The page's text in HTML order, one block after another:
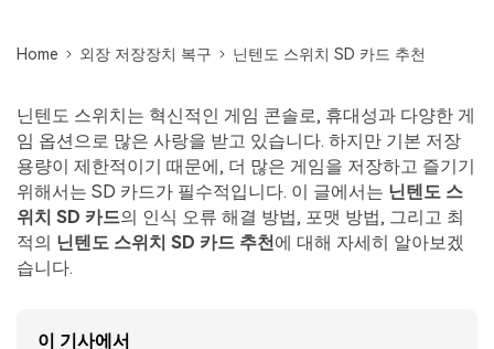
Recoverit - Mac 버전
무료 체험
리커버릿 무료 버전
손상된 파일 복구
기타
더 많은 솔루션 찾기
복구 솔루션
삭제된 파일 복구
데이터 손실 시나리오
search
Home 외장 저장장치 복구 닌텐도 스위치 SD 카드 추천
닌텐도 스위치는 혁신적인 게임 콘솔로, 휴대성과 다양한 게
임 옵션으로 많은 사랑을 받고 있습니다. 하지만 기본 저장
용량이 제한적이기 때문에, 더 많은 게임을 저장하고 즐기기
위해서는 SD 카드가 필수적입니다. 이 글에서는 닌텐도 스
위치 SD 카드의 인식 오류 해결 방법, 포맷 방법, 그리고 최
적의 닌텐도 스위치 SD 카드 추천에 대해 자세히 알아보겠
습니다.
이 기사에서